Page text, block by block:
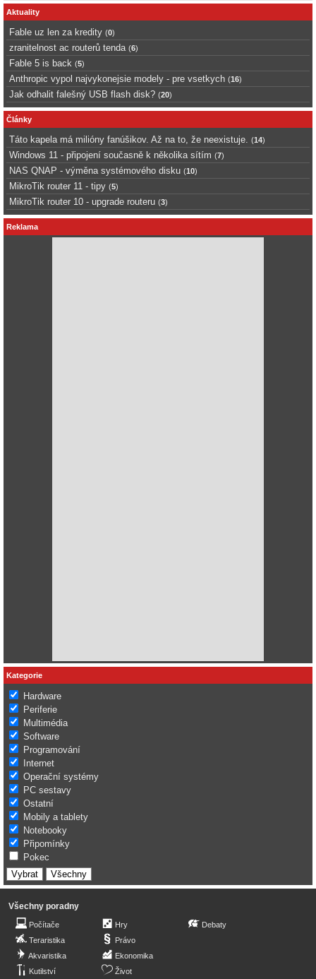
Aktuality
Fable uz len za kredity (0)
zranitelnost ac routerů tenda (6)
Fable 5 is back (5)
Anthropic vypol najvykonejsie modely - pre vsetkych (16)
Jak odhalit falešný USB flash disk? (20)
Články
Táto kapela má milióny fanúšikov. Až na to, že neexistuje. (14)
Windows 11 - připojení současně k několika sítím (7)
NAS QNAP - výměna systémového disku (10)
MikroTik router 11 - tipy (5)
MikroTik router 10 - upgrade routeru (3)
Reklama
Kategorie
Hardware
Periferie
Multimédia
Software
Programování
Internet
Operační systémy
PC sestavy
Ostatní
Mobily a tablety
Notebooky
Připomínky
Pokec
Všechny poradny
Počítače
Teraristika
Akvaristika
Kutilství
Hry
Právo
Ekonomika
Život
Debaty